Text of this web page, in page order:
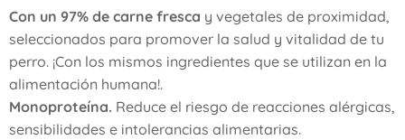
Con un 97% de carne fresca y vegetales de proximidad,
seleccionados para promover la salud y vitalidad de tu
perro. ¡Con los mismos ingredientes que se utilizan en la
alimentación humana!.
Monoproteína. Reduce el riesgo de reacciones alérgicas,
sensibilidades e intolerancias alimentarias.